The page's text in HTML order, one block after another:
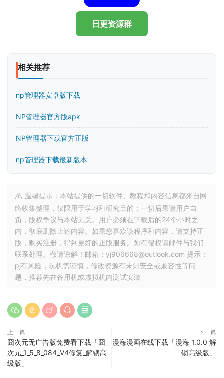
日更资源群
相关推荐
np管理器安卓版下载
NP管理器官方版apk
NP管理器下载官方正版
np管理器下载最新版本
温馨提示：本站提供的一切软件、教程和内容信息都来自网
络收集整理，仅限用于学习和研究目的；一切后果请用户自
负，版权争议与本站无关。用户必须在下载后的24个小时之
内，彻底删除上述内容。如果您喜欢该程序和内容，请支持正
版，购买注册，得到更好的正版服务。如有侵权请邮件与我们
联系处理。敬请谅解！邮箱：yj906668@outlook.com 提示：
pj有风险，玩机需谨慎，修改资源有未知安全或兼容性等问
题，推荐先在备用机或虚拟机内测试安装
上一篇
囧次元无广告版免费看下载「囧
次元_1_5_8_084_V4修复_解锁高
级版」
下一篇
漫海漫画在线下载「漫海 1.0.0 解
锁高级版」